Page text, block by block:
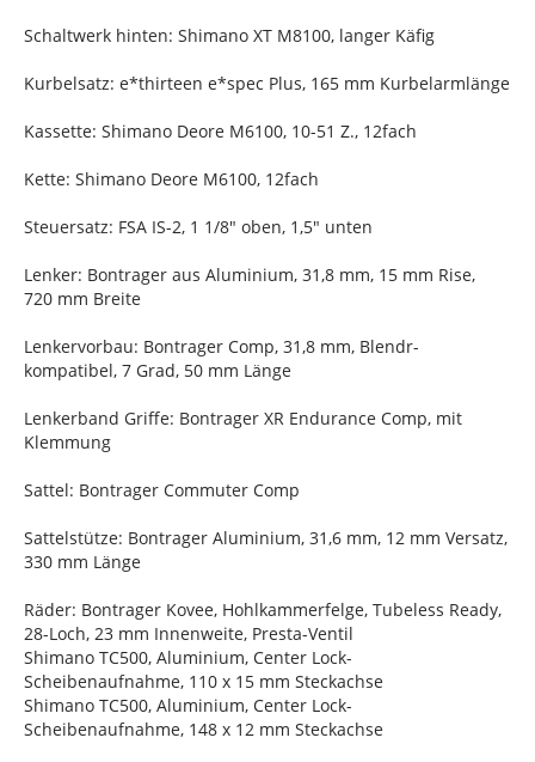
Schaltwerk hinten: Shimano XT M8100, langer Käfig
Kurbelsatz: e*thirteen e*spec Plus, 165 mm Kurbelarmlänge
Kassette: Shimano Deore M6100, 10-51 Z., 12fach
Kette: Shimano Deore M6100, 12fach
Steuersatz: FSA IS-2, 1 1/8" oben, 1,5" unten
Lenker: Bontrager aus Aluminium, 31,8 mm, 15 mm Rise,
720 mm Breite
Lenkervorbau: Bontrager Comp, 31,8 mm, Blendr-
kompatibel, 7 Grad, 50 mm Länge
Lenkerband Griffe: Bontrager XR Endurance Comp, mit
Klemmung
Sattel: Bontrager Commuter Comp
Sattelstütze: Bontrager Aluminium, 31,6 mm, 12 mm Versatz,
330 mm Länge
Räder: Bontrager Kovee, Hohlkammerfelge, Tubeless Ready,
28-Loch, 23 mm Innenweite, Presta-Ventil
Shimano TC500, Aluminium, Center Lock-
Scheibenaufnahme, 110 x 15 mm Steckachse
Shimano TC500, Aluminium, Center Lock-
Scheibenaufnahme, 148 x 12 mm Steckachse